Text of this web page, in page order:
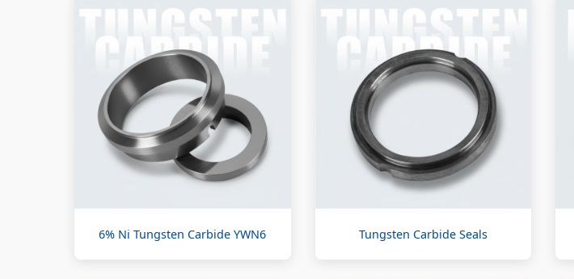
6% Ni Tungsten Carbide YWN6 Tungsten Carbide Seals